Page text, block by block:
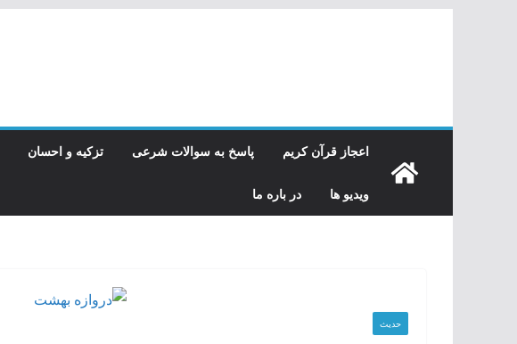
اعجاز قرآن کریم پاسخ به سوالات شرعی تزکیه و احسان
ویدیو ها در باره ما
حدیث